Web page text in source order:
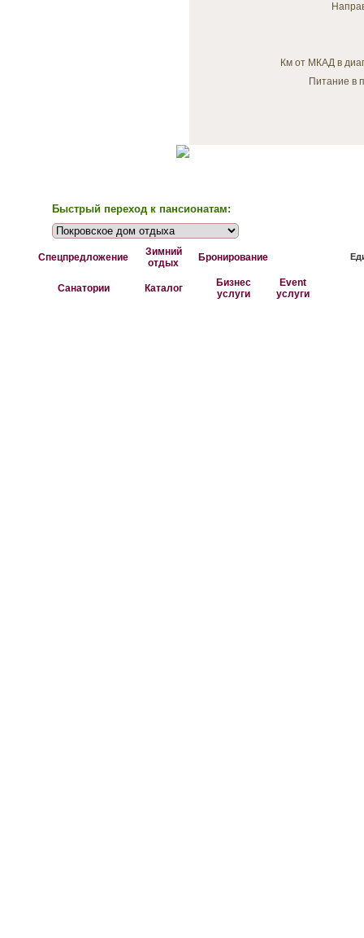
Км от МКАД в
Питание в
Быстрый переход к пансионатам:
Спецпредложение
Зимний
отдых
Бронирование
Санатории Каталог
Бизнес
услуги
Event
услуги